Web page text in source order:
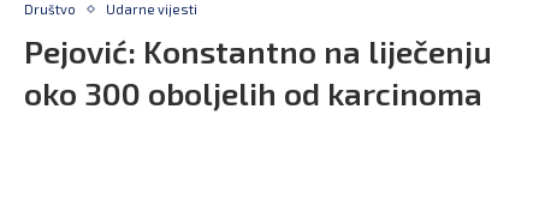
Društvo Udarne vijesti
Pejović: Konstantno na liječenju
oko 300 oboljelih od karcinoma